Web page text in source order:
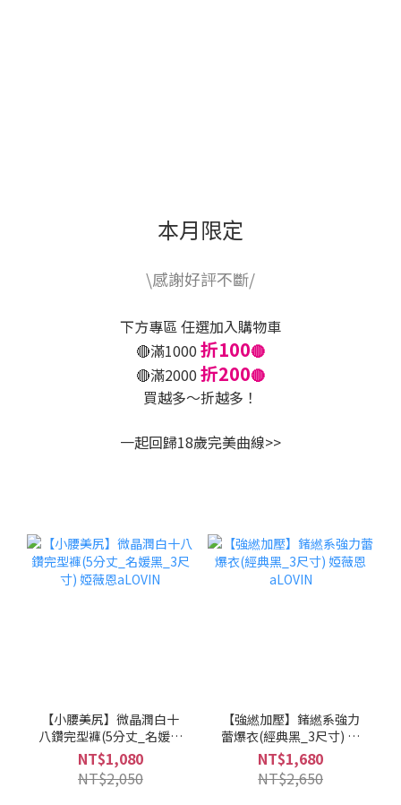
本月限定
\感謝好評不斷/
下方專區 任選加入購物車
🔴滿1000 折100🔴
🔴滿2000 折200🔴
買越多～折越多！
一起回歸18歲完美曲線>>
【小腰美尻】微晶潤白十
八鑽完型褲(5分丈_名媛黑
_3尺寸) 婭薇恩aLOVIN
NT$1,080
NT$2,050
【強繎加壓】鍺繎系強力
蕾爆衣(經典黑_3尺寸) 婭
薇恩aLOVIN
NT$1,680
NT$2,650